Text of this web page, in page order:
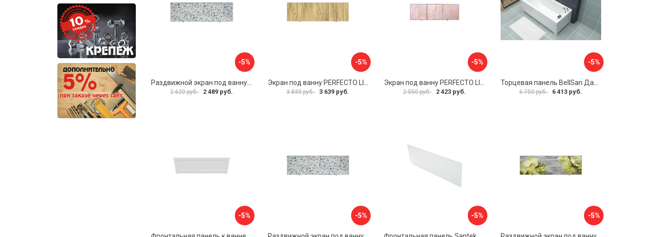
-5%
2 620 руб. 2 489 руб.
-5%
3 830 руб. 3 639 руб.
-5%
2 550 руб. 2 423 руб.
-5%
6 750 руб. 6 413 руб.
-5% -5% -5% -5%